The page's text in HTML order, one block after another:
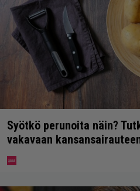
Syötkö perunoita näin?
vakavaan